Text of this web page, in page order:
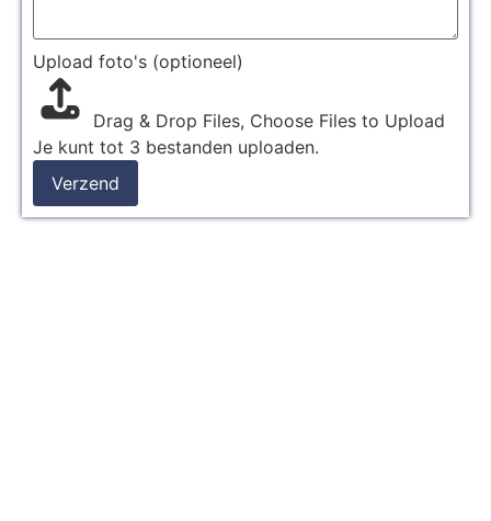
Upload foto's (optioneel)
Drag & Drop Files, Choose Files to Upload
Je kunt tot 3 bestanden uploaden.
Verzend